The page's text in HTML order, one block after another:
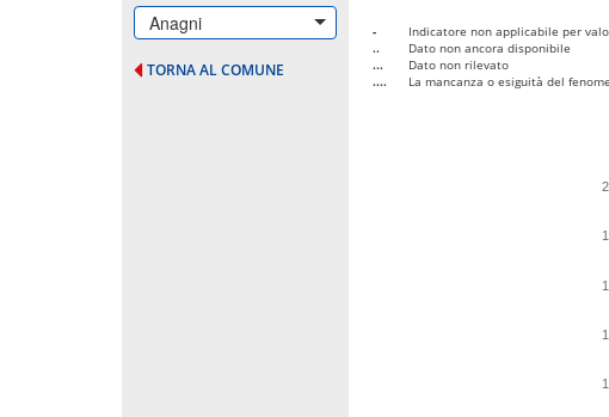
Anagni
TORNA AL COMUNE
-
Indicatore non applicabile per
..
Dato non ancora disponibile
...
Dato non rilevato
....
La mancanza o esiguità del